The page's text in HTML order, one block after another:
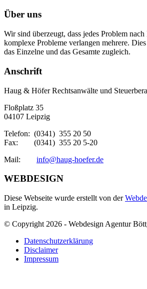
Über uns
Wir sind überzeugt, dass jedes Problem
komplexe Probleme verlangen mehrere.
das Einzelne und das Gesamte zugleich.
Anschrift
Haug & Höfer Rechtsanwälte und
Floßplatz 35
04107 Leipzig
Telefon: (0341) 355 20 50
Fax: (0341) 355 20 5-20
Mail: info@haug-hoefer.de
WEBDESIGN
Diese Webseite wurde erstellt von der
in Leipzig.
© Copyright 2026 - Webdesign Agentur
Datenschutzerklärung
Disclaimer
Impressum